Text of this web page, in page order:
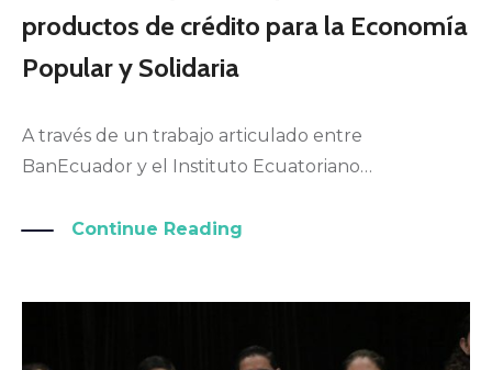
productos de crédito para la Economía
Popular y Solidaria
A través de un trabajo articulado entre
BanEcuador y el Instituto Ecuatoriano…
Continue Reading